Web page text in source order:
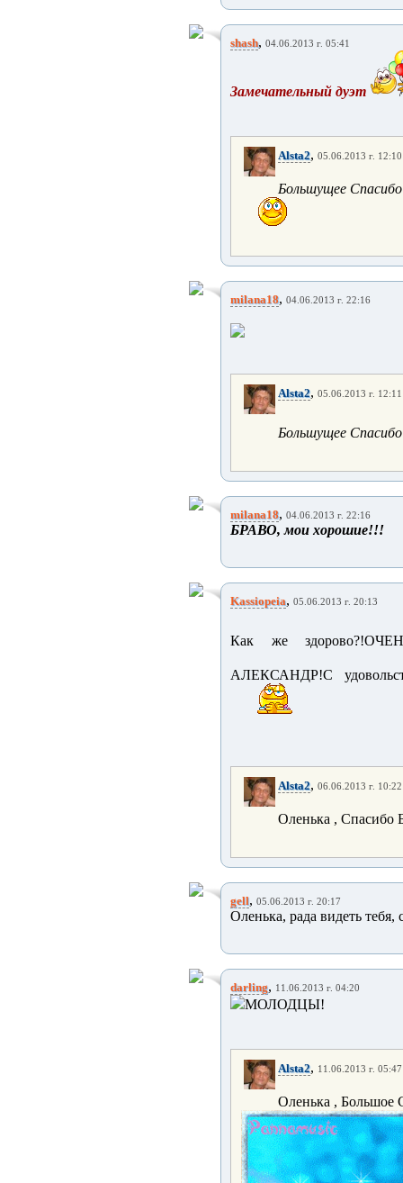
shash, 04.06.2013 г. 05:41
Замечательный дуэт
Alsta2, 05.06.2013 г. 12:10
Большущее
milana18, 04.06.2013 г. 22:16
Alsta2, 05.06.2013 г. 12:11
Большущее
milana18, 04.06.2013 г. 22:16
БРАВО, мои хорошие!!!
Kassiopeia, 05.06.2013 г. 20:13
Как же
АЛЕКСАНДР!С
Alsta2, 06.06.2013 г. 10:22
Оленька ,
gell, 05.06.2013 г. 20:17
Оленька, рада видеть тебя,
darling, 11.06.2013 г. 04:20
МОЛОДЦЫ!
Alsta2, 11.06.2013 г. 05:47
Оленька ,